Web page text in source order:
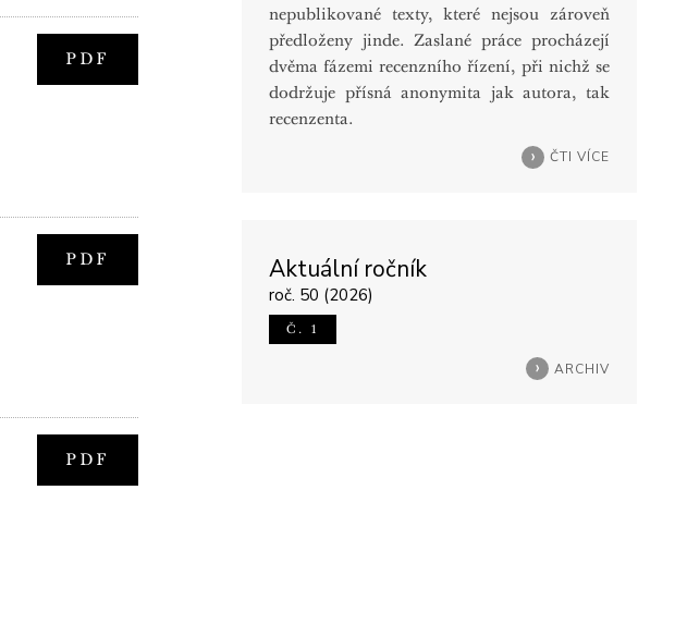
PDF
PDF
PDF
nepublikované texty, které nejsou zároveň
předloženy jinde. Zaslané práce procházejí
dvěma fázemi recenzního řízení, při nichž se
dodržuje přísná anonymita jak autora, tak
recenzenta.
ČTI VÍCE
Aktuální ročník
roč. 50 (2026)
Č. 1
ARCHIV